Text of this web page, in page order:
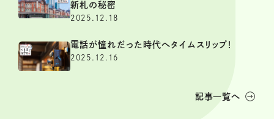
新札の秘密
2025.12.18
電話が憧れだった時代へタイムスリップ！
2025.12.16
記事一覧へ